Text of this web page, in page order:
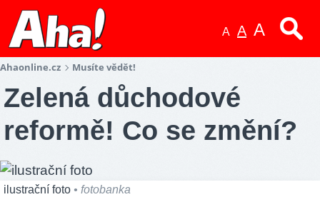
A A A
Ahaonline.cz Musíte vědět!
Zelená důchodové
reformě! Co se změní?
ilustrační foto • fotobanka